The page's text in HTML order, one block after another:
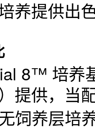
养提供出
8™ 培养
提供，当
饲养层培